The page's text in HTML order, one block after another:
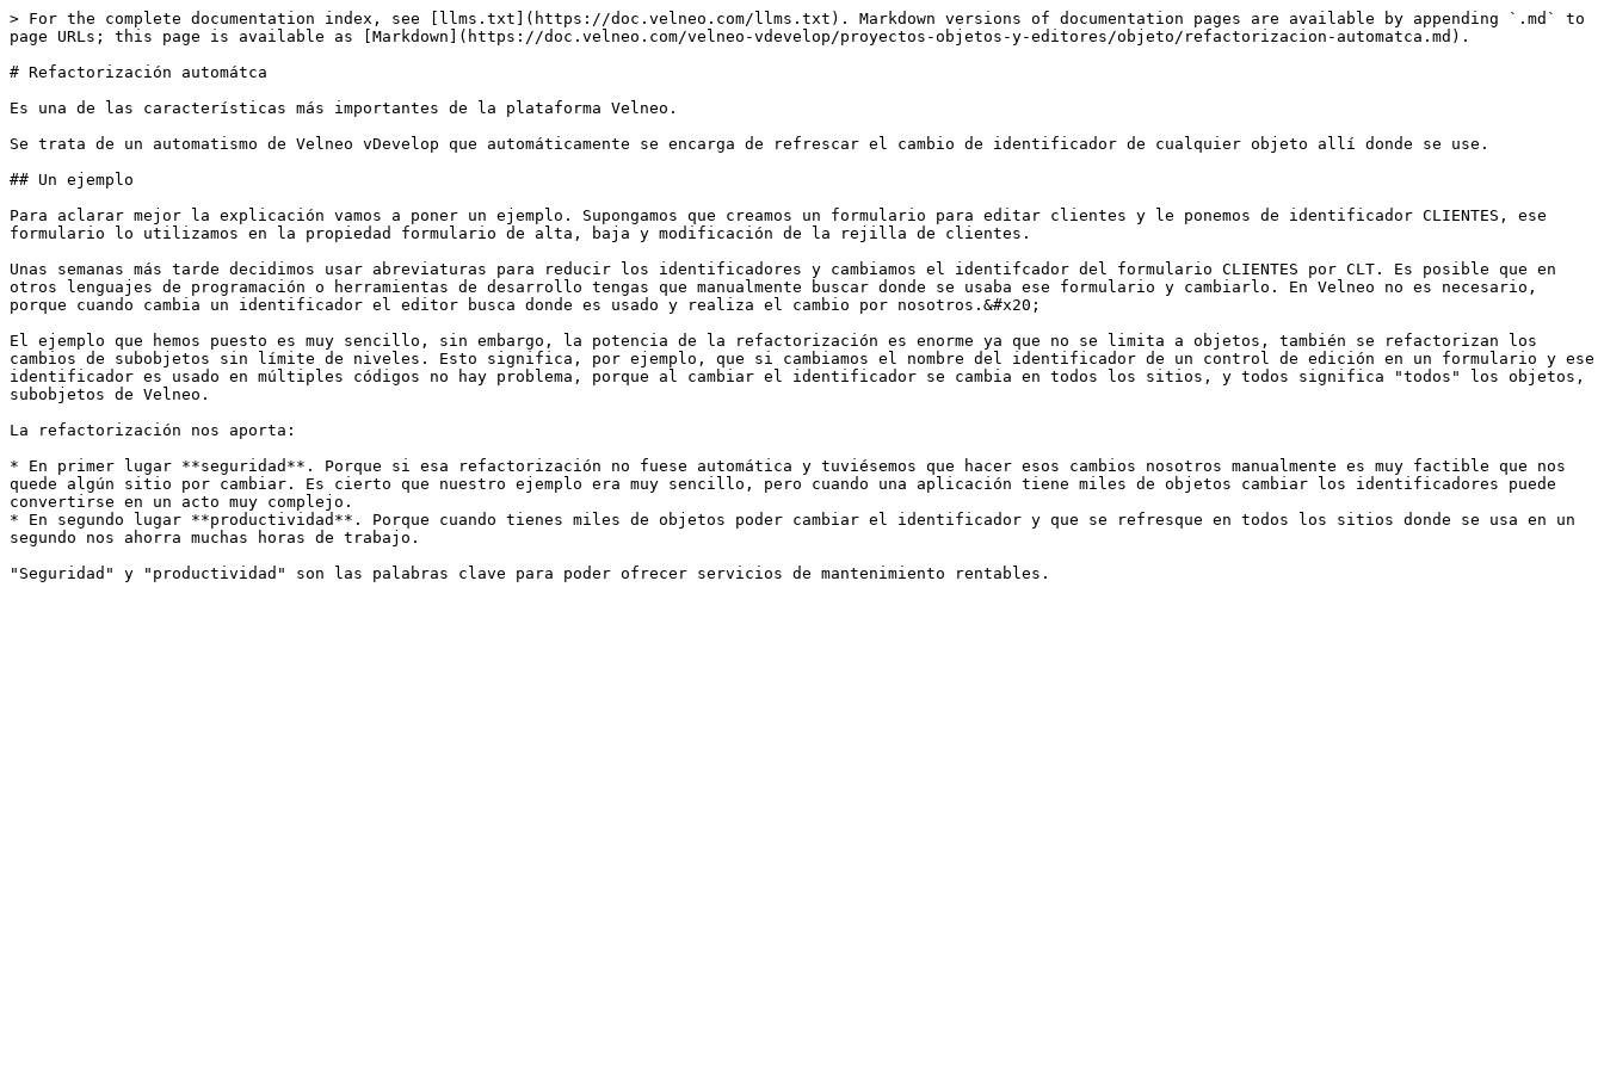
> For the complete documentation index, see [llms.txt](https://doc.velneo.com/llms.txt). Markdown versions of documentation pages are available by appending `.md` to
page URLs; this page is available as [Markdown](https://doc.velneo.com/velneo-vdevelop/proyectos-objetos-y-editores/objeto/refactorizacion-automatca.md).
# Refactorización automátca
Es una de las características más importantes de la plataforma Velneo.
Se trata de un automatismo de Velneo vDevelop que automáticamente se encarga de refrescar el cambio de identificador de cualquier objeto allí donde se use.
## Un ejemplo
Para aclarar mejor la explicación vamos a poner un ejemplo. Supongamos que creamos un formulario para editar clientes y le ponemos de identificador CLIENTES, ese
formulario lo utilizamos en la propiedad formulario de alta, baja y modificación de la rejilla de clientes.
Unas semanas más tarde decidimos usar abreviaturas para reducir los identificadores y cambiamos el identifcador del formulario CLIENTES por CLT. Es posible que en
otros lenguajes de programación o herramientas de desarrollo tengas que manualmente buscar donde se usaba ese formulario y cambiarlo. En Velneo no es necesario,
porque cuando cambia un identificador el editor busca donde es usado y realiza el cambio por nosotros.&#x20;
El ejemplo que hemos puesto es muy sencillo, sin embargo, la potencia de la refactorización es enorme ya que no se limita a objetos, también se refactorizan los
cambios de subobjetos sin límite de niveles. Esto significa, por ejemplo, que si cambiamos el nombre del identificador de un control de edición en un formulario y ese
identificador es usado en múltiples códigos no hay problema, porque al cambiar el identificador se cambia en todos los sitios, y todos significa "todos" los objetos,
subobjetos de Velneo.
La refactorización nos aporta:
* En primer lugar **seguridad**. Porque si esa refactorización no fuese automática y tuviésemos que hacer esos cambios nosotros manualmente es muy factible que nos
quede algún sitio por cambiar. Es cierto que nuestro ejemplo era muy sencillo, pero cuando una aplicación tiene miles de objetos cambiar los identificadores puede
convertirse en un acto muy complejo.
* En segundo lugar **productividad**. Porque cuando tienes miles de objetos poder cambiar el identificador y que se refresque en todos los sitios donde se usa en un
segundo nos ahorra muchas horas de trabajo.